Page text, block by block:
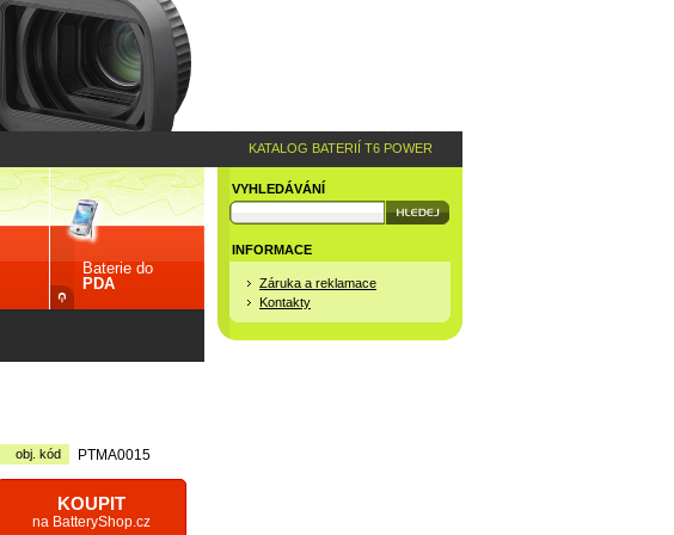
Baterie do
PDA
obj. kód PTMA0015
KOUPIT
na BatteryShop.cz
VYHLEDÁVÁNÍ
INFORMACE
Záruka a reklamace
Kontakty
KATALOG BATERIÍ T6 POWER